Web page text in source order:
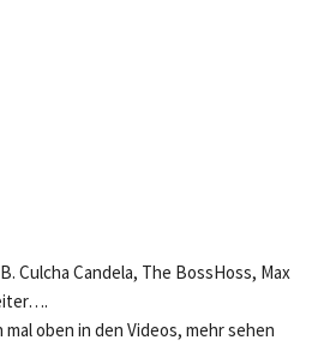
Culcha Candela, The BossHoss, Max
oben in den Videos, mehr sehen